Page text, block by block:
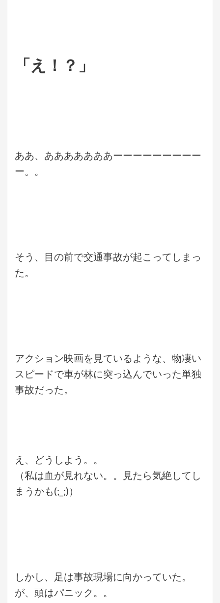
「え！？」
ああ、あああああああーーーーーーーーー
ー。。
そう、目の前で交通事故が起こってしまっ
た。
アクション映画を見ているような、物凄い
スピードで車が林に突っ込んでいった単独
事故だった。
え、どうしよう。。
（私は血が見れない。。見たら気絶してし
まうかも(;_;)）
しかし、足は事故現場に向かっていた。
が、頭はパニック。。